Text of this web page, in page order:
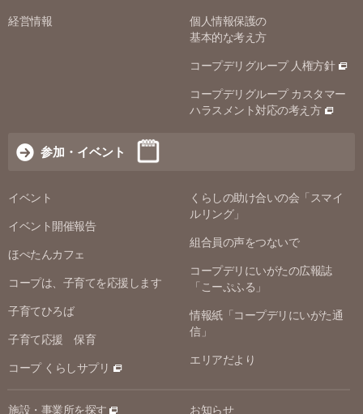
経営情報
個人情報保護の
基本的な考え方
コープデリグループ 人権方針
コープデリグループ カスタマー
ハラスメント対応の考え方
参加・イベント
イベント
イベント開催報告
ほぺたんカフェ
コープは、子育てを応援します
子育てひろば
子育て応援 保育
コープ くらしサプリ
くらしの助け合いの会「スマイ
ルリング」
組合員の声をつないで
コープデリにいがたの広報誌
「こーぷふる」
情報紙「コープデリにいがた通
信」
エリアだより
施設・事業所を探す お知らせ